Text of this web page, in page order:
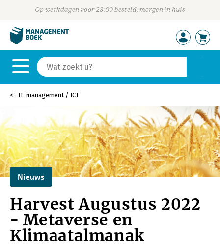
Op werkdagen voor 23:00 besteld, morgen in huis
IT-management / ICT
Nieuws
Harvest Augustus 2022
- Metaverse en
Klimaatalmanak